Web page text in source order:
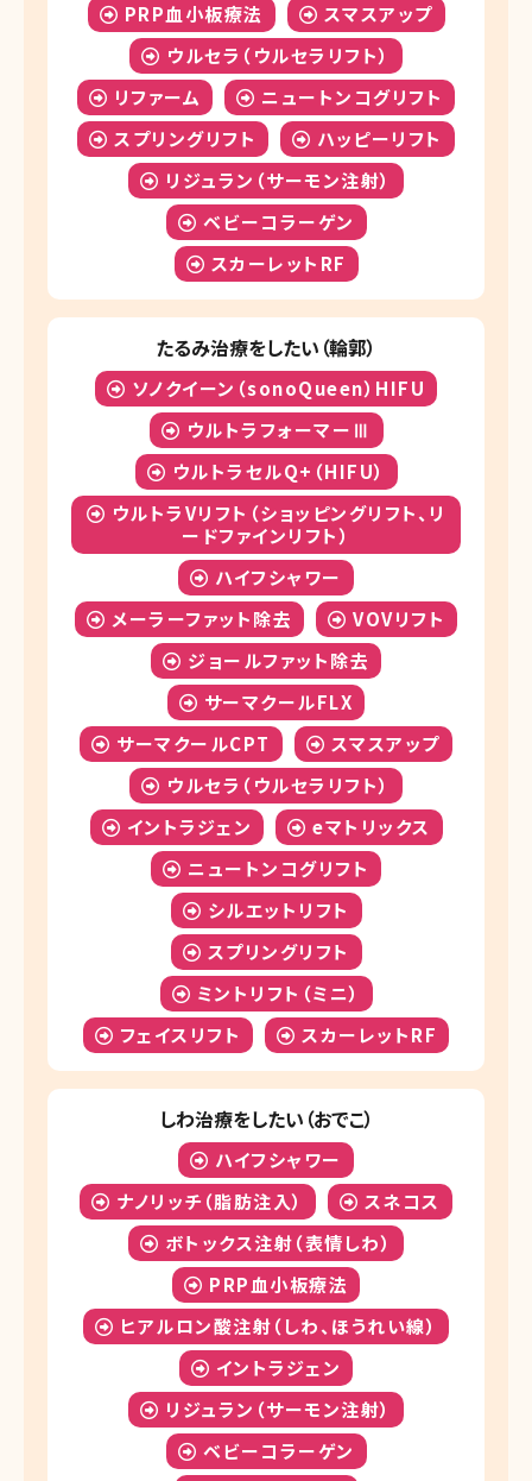
PRP血小板療法
スマスアップ
ウルセラ（ウルセラリフト）
リファーム
ニュートンコグリフト
スプリングリフト
ハッピーリフト
リジュラン（サーモン注射）
ベビーコラーゲン
スカーレットRF
たるみ治療をしたい（輪郭）
ソノクイーン（sonoQueen）HIFU
ウルトラフォーマーⅢ
ウルトラセルQ+（HIFU）
ウルトラVリフト（ショッピングリフト、リ
ードファインリフト）
ハイフシャワー
メーラーファット除去
VOVリフト
ジョールファット除去
サーマクールFLX
サーマクールCPT
スマスアップ
ウルセラ（ウルセラリフト）
イントラジェン
eマトリックス
ニュートンコグリフト
シルエットリフト
スプリングリフト
ミントリフト（ミニ）
フェイスリフト
スカーレットRF
しわ治療をしたい（おでこ）
ハイフシャワー
ナノリッチ（脂肪注入）
スネコス
ボトックス注射（表情しわ）
PRP血小板療法
ヒアルロン酸注射（しわ、ほうれい線）
イントラジェン
リジュラン（サーモン注射）
ベビーコラーゲン